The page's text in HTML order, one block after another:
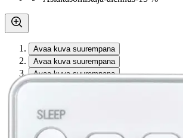
Avaa kuva suurempana
Avaa kuva suurempana
Avaa kuva suurempana
Avaa kuva suurempana
Avaa kuva suurempana